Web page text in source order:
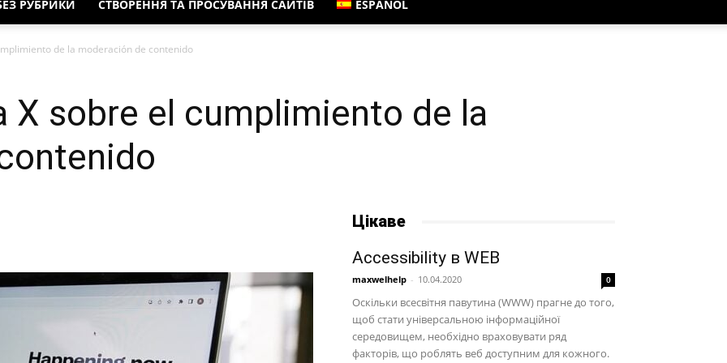
РУБРИКИ СТВОРЕННЯ ТА ПРОСУВАННЯ САЙТІВ ESPAÑOL
de la moderación de contenido
X sobre el cumplimiento de la
Цікаве
Accessibility в WEB
maxwelhelp - 10.04.2020 0
Оскільки всесвітня павутина (WWW) прагне до того,
щоб стати універсальною інформаційної
середовищем, необхідно враховувати ряд
факторів, що роблять веб доступним для кожного.